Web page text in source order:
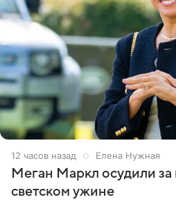
12 часов назад Елена Нужная
Меган Маркл осудили за
светском ужине